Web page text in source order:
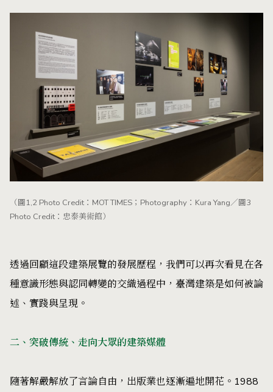
（圖1,2 Photo Credit：MOT TIMES；Photography：Kura Yang／圖3
Photo Credit：忠泰美術館）
透過回顧這段建築展覽的發展歷程，我們可以再次看見在各
種意識形態與認同轉變的交織過程中，臺灣建築是如何被論
述、實踐與呈現。
二、突破傳統、走向大眾的建築媒體
隨著解嚴解放了言論自由，出版業也逐漸遍地開花。1988